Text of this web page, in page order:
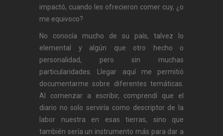
impactó, cuando les ofrecieron comer cuy, ¿o
me equivoco?
No conocía mucho de su país, talvez lo
elemental y algún que otro hecho o
personalidad, pero sin muchas
particularidades. Llegar aquí me permitió
documentarme sobre diferentes temáticas.
Al comenzar a escribir, comprendí que el
diario no solo serviría como descriptor de la
labor nuestra en esas tierras, sino que
también sería un instrumento más para dar a